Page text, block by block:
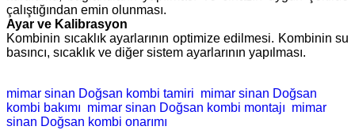
çalıştığından emin olunması.
Ayar ve Kalibrasyon
Kombinin sıcaklık ayarlarının optimize edilmesi. Kombinin su
basıncı, sıcaklık ve diğer sistem ayarlarının yapılması.
mimar sinan Doğsan kombi tamiri mimar sinan Doğsan
kombi bakımı mimar sinan Doğsan kombi montajı mimar
sinan Doğsan kombi onarımı